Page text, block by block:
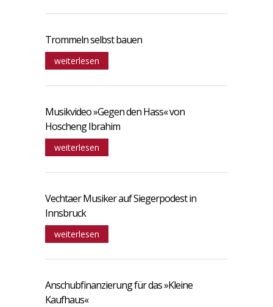
Trommeln selbst bauen
weiterlesen
Musikvideo »Gegen den Hass« von
Hoscheng Ibrahim
weiterlesen
Vechtaer Musiker auf Siegerpodest in
Innsbruck
weiterlesen
Anschubfinanzierung für das »Kleine
Kaufhaus«